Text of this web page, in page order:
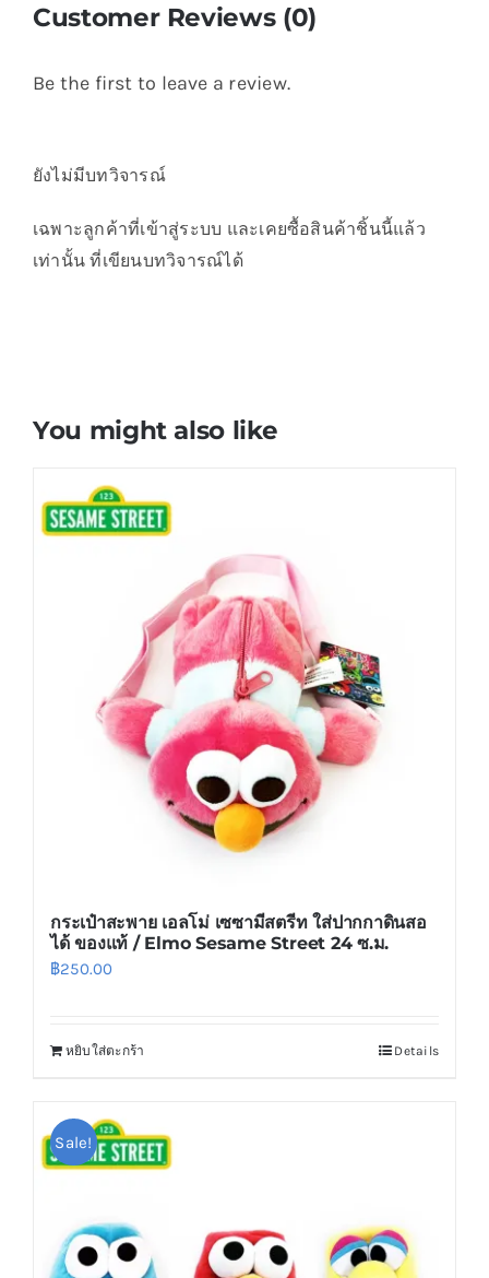
Customer Reviews (0)
Be the first to leave a review.
ยังไม่มีบทวิจารณ์
เฉพาะลูกค้าที่เข้าสู่ระบบ และเคยซื้อสินค้าชิ้นนี้แล้ว
เท่านั้น ที่เขียนบทวิจารณ์ได้
You might also like
กระเป๋าสะพาย เอลโม่ เซซามีสตรีท ใส่ปากกาดินสอ
ได้ ของแท้ / Elmo Sesame Street 24 ซ.ม.
฿250.00
หยิบใส่ตะกร้า Details
Sale!